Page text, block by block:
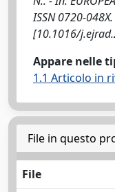
ISSN 0720-
[10.1016/
Appare nelle
1.1 Articolo in
File in questo
File